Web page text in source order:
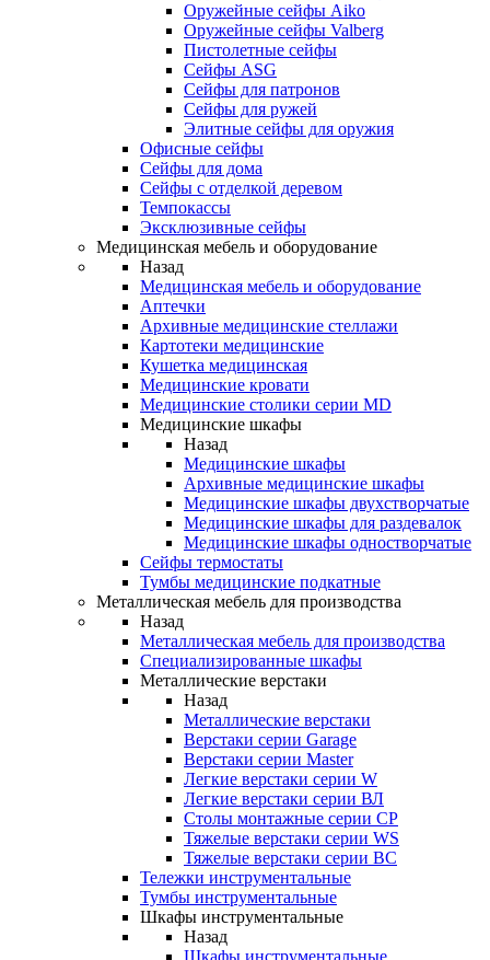
Оружейные сейфы Aiko
Оружейные сейфы Valberg
Пистолетные сейфы
Сейфы ASG
Сейфы для патронов
Сейфы для ружей
Элитные сейфы для оружия
Офисные сейфы
Сейфы для дома
Сейфы с отделкой деревом
Темпокассы
Эксклюзивные сейфы
Медицинская мебель и оборудование
Назад
Медицинская мебель и оборудование
Аптечки
Архивные медицинские стеллажи
Картотеки медицинские
Кушетка медицинская
Медицинские кровати
Медицинские столики серии MD
Медицинские шкафы
Назад
Медицинские шкафы
Архивные медицинские шкафы
Медицинские шкафы двухстворчатые
Медицинские шкафы для раздевалок
Медицинские шкафы одностворчатые
Сейфы термостаты
Тумбы медицинские подкатные
Металлическая мебель для производства
Назад
Металлическая мебель для производства
Cпециализированные шкафы
Металлические верстаки
Назад
Металлические верстаки
Верстаки серии Garage
Верстаки серии Master
Легкие верстаки серии W
Легкие верстаки серии ВЛ
Столы монтажные серии СР
Тяжелые верстаки серии WS
Тяжелые верстаки серии ВС
Тележки инструментальные
Тумбы инструментальные
Шкафы инструментальные
Назад
Шкафы инструментальные